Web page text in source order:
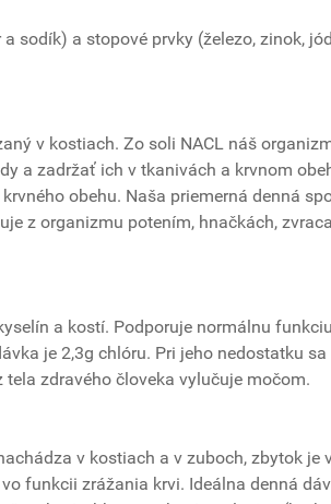
sodík) a stopové prvky (železo, zinok,
v kostiach. Zo soli NACL náš
a zadržať ich v tkanivách a krvnom
obehu. Naša priemerná denná
z organizmu potením, hnačkách,
a kostí. Podporuje normálnu funkciu
je 2,3g chlóru. Pri jeho nedostatku sa
zdravého človeka vylučuje močom.
v kostiach a v zuboch, zbytok je
funkcii zrážania krvi. Ideálna denná